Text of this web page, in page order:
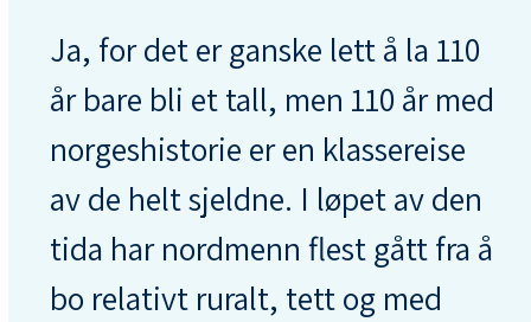
Ja, for det er ganske lett å la 110
år bare bli et tall, men 110 år med
norgeshistorie er en klassereise
av de helt sjeldne. I løpet av den
tida har nordmenn flest gått fra å
bo relativt ruralt, tett og med